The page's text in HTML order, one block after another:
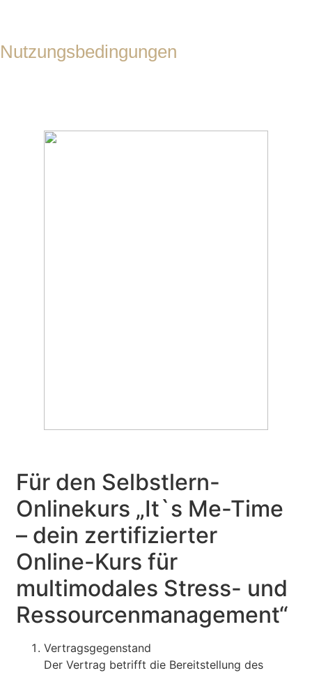
Nutzungsbedingungen
Für den Selbstlern-
Onlinekurs „It`s Me-Time
– dein zertifizierter
Online-Kurs für
multimodales Stress- und
Ressourcenmanagement“
Vertragsgegenstand
Der Vertrag betrifft die Bereitstellung des